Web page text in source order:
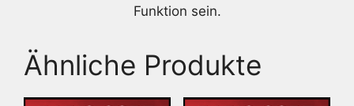
Funktion sein.
Ähnliche Produkte